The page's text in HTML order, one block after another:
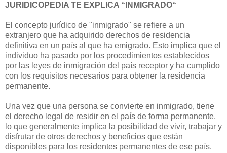
JURIDICOPEDIA TE EXPLICA “INMIGRADO“
El concepto jurídico de "inmigrado" se refiere a un
extranjero que ha adquirido derechos de residencia
definitiva en un país al que ha emigrado. Esto implica que el
individuo ha pasado por los procedimientos establecidos
por las leyes de inmigración del país receptor y ha cumplido
con los requisitos necesarios para obtener la residencia
permanente.
Una vez que una persona se convierte en inmigrado, tiene
el derecho legal de residir en el país de forma permanente,
lo que generalmente implica la posibilidad de vivir, trabajar y
disfrutar de otros derechos y beneficios que están
disponibles para los residentes permanentes de ese país.